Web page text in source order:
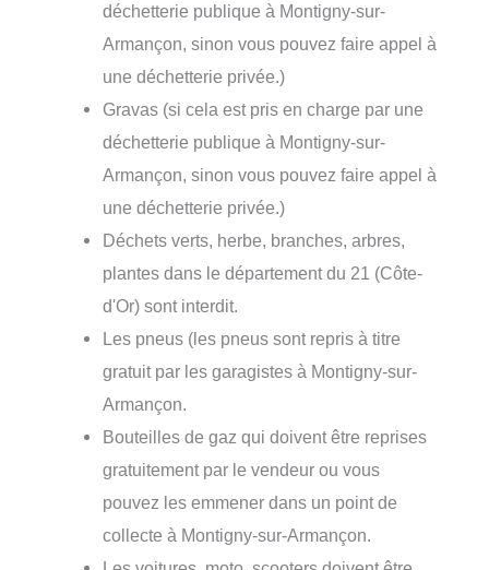
déchetterie publique à Montigny-sur-
Armançon, sinon vous pouvez faire appel à
une déchetterie privée.)
Gravas (si cela est pris en charge par une
déchetterie publique à Montigny-sur-
Armançon, sinon vous pouvez faire appel à
une déchetterie privée.)
Déchets verts, herbe, branches, arbres,
plantes dans le département du 21 (Côte-
d'Or) sont interdit.
Les pneus (les pneus sont repris à titre
gratuit par les garagistes à Montigny-sur-
Armançon.
Bouteilles de gaz qui doivent être reprises
gratuitement par le vendeur ou vous
pouvez les emmener dans un point de
collecte à Montigny-sur-Armançon.